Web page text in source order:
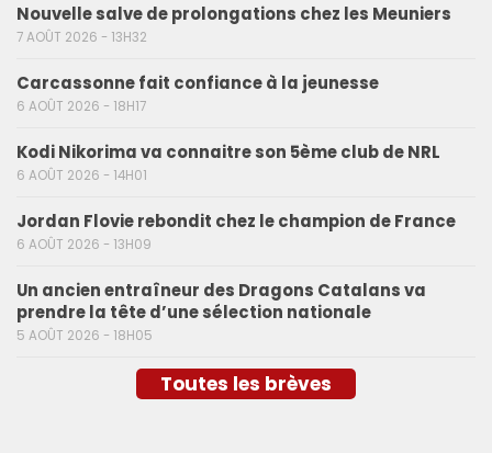
Nouvelle salve de prolongations chez les Meuniers
7 AOÛT 2026 - 13H32
Carcassonne fait confiance à la jeunesse
6 AOÛT 2026 - 18H17
Kodi Nikorima va connaitre son 5ème club de NRL
6 AOÛT 2026 - 14H01
Jordan Flovie rebondit chez le champion de France
6 AOÛT 2026 - 13H09
Un ancien entraîneur des Dragons Catalans va
prendre la tête d’une sélection nationale
5 AOÛT 2026 - 18H05
Toutes les brèves